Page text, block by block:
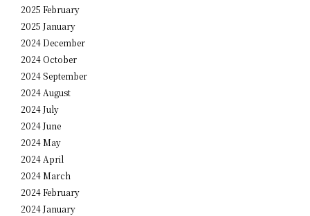
2025 February
2025 January
2024 December
2024 October
2024 September
2024 August
2024 July
2024 June
2024 May
2024 April
2024 March
2024 February
2024 January